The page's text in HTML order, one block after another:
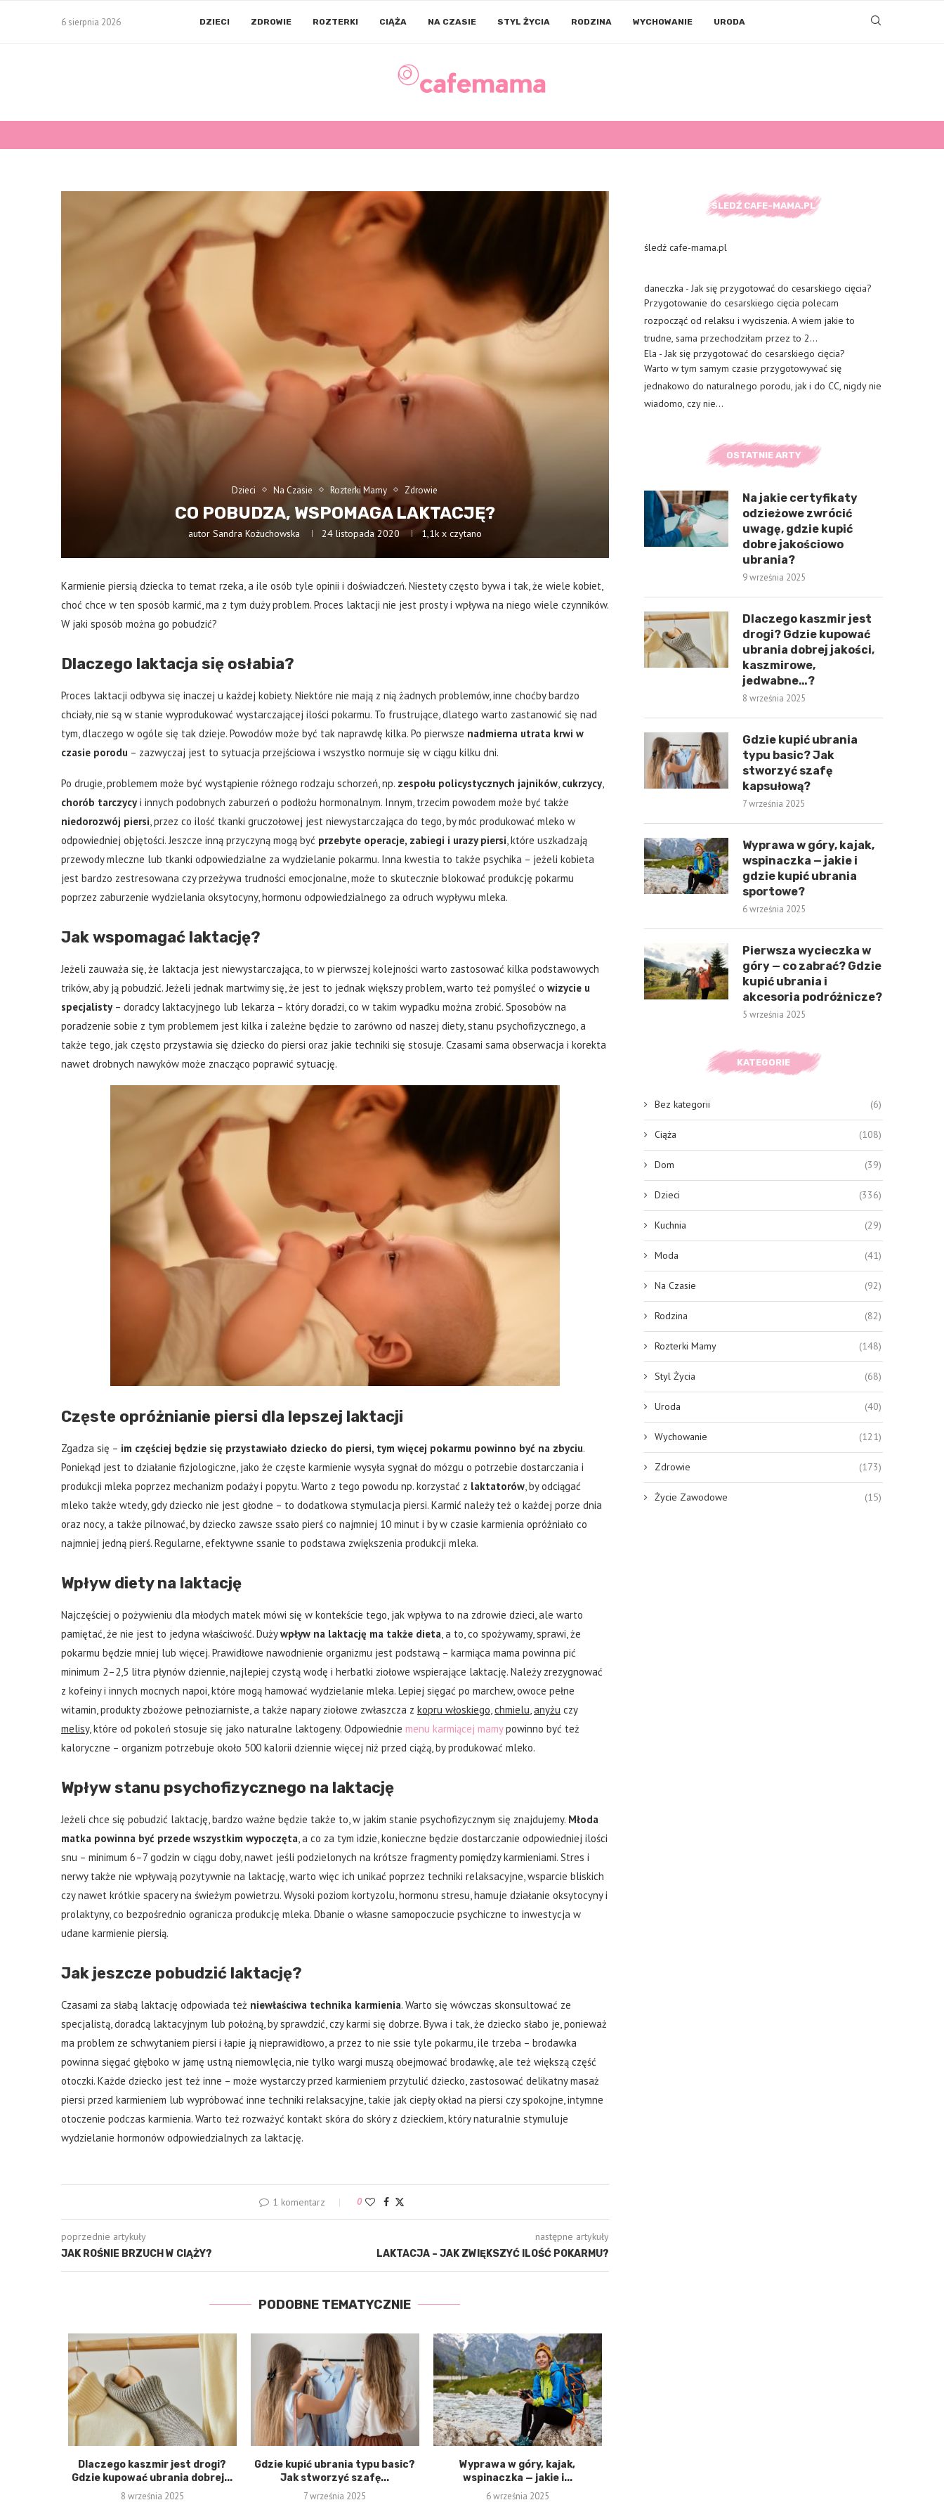
6 sierpnia 2026 DZIECI ZDROWIE ROZTERKI CIĄŻA NA CZASIE STYL ŻYCIA RODZINA WYCHOWANIE URODA
Dzieci Na Czasie Rozterki Mamy Zdrowie
CO POBUDZA, WSPOMAGA LAKTACJĘ?
autor Sandra Kożuchowska 24 listopada 2020 1,1kx czytano
Karmienie piersią dziecka to temat rzeka, a ile osób tyle opinii i doświadczeń. Niestety często bywa i tak, że wiele kobiet,
choć chce w ten sposób karmić, ma z tym duży problem. Proces laktacji nie jest prosty i wpływa na niego wiele czynników.
W jaki sposób można go pobudzić?
Dlaczego laktacja się osłabia?
Proces laktacji odbywa się inaczej u każdej kobiety. Niektóre nie mają z nią żadnych problemów, inne choćby bardzo
chciały, nie są w stanie wyprodukować wystarczającej ilości pokarmu. To frustrujące, dlatego warto zastanowić się nad
tym, dlaczego w ogóle się tak dzieje. Powodów może być tak naprawdę kilka. Po pierwsze nadmierna utrata krwi w
czasie porodu – zazwyczaj jest to sytuacja przejściowa i wszystko normuje się w ciągu kilku dni.
Po drugie, problemem może być wystąpienie różnego rodzaju schorzeń, np. zespołu policystycznych jajników cukrzycy,
chorób tarczycyi innych podobnych zaburzeń o podłożu hormonalnym. Innym, trzecim powodem może być także
niedorozwój piersi , przez co ilość tkanki gruczołowej jest niewystarczająca do tego, by móc produkować mleko w
odpowiedniej objętości. Jeszcze inną przyczyną mogą być przebyte operacje, zabiegi i urazy piersi , które uszkadzają
przewody mleczne lub tkanki odpowiedzialne za wydzielanie pokarmu. Inna kwestia to także psychika – jeżeli kobieta
jest bardzo zestresowana czy przeżywa trudności emocjonalne, może to skutecznie blokować produkcję pokarmu
poprzez zaburzenie wydzielania oksytocyny, hormonu odpowiedzialnego za odruch wypływu mleka.
Jak wspomagać laktację?
Jeżeli zauważa się, że laktacja jest niewystarczająca, to w pierwszej kolejności warto zastosować kilka podstawowych
trików, aby ją pobudzić. Jeżeli jednak martwimy się, że jest to jednak większy problem, warto też pomyśleć o wizycie u
specjalisty– doradcy laktacyjnego lub lekarza – który doradzi, co w takim wypadku można zrobić. Sposobów na
poradzenie sobie z tym problemem jest kilka i zależne będzie to zarówno od naszej diety, stanu psychofizycznego, a
także tego, jak często przystawia się dziecko do piersi oraz jakie techniki się stosuje. Czasami sama obserwacja i korekta
nawet drobnych nawyków może znacząco poprawić sytuację.
Częste opróżnianie piersi dla lepszej laktacji
Zgadza się – im częściej będzie się przystawiało dziecko do piersi, tym więcej pokarmu powinno być na zbyciu.
Poniekąd jest to działanie fizjologiczne, jako że częste karmienie wysyła sygnał do mózgu o potrzebie dostarczania i
produkcji mleka poprzez mechanizm podaży i popytu. Warto z tego powodu np. korzystać z laktatorów , by odciągać
mleko także wtedy, gdy dziecko nie jest głodne – to dodatkowa stymulacja piersi. Karmić należy też o każdej porze dnia
oraz nocy, a także pilnować, by dziecko zawsze ssało pierś co najmniej 10 minut i by w czasie karmienia opróżniało co
najmniej jedną pierś. Regularne, efektywne ssanie to podstawa zwiększenia produkcji mleka.
Wpływ diety na laktację
Najczęściej o pożywieniu dla młodych matek mówi się w kontekście tego, jak wpływa to na zdrowie dzieci, ale warto
pamiętać, że nie jest to jedyna właściwość. Dużywpływ na laktację ma także dieta , a to, co spożywamy, sprawi, że
pokarmu będzie mniej lub więcej. Prawidłowe nawodnienie organizmu jest podstawą – karmiąca mama powinna pić
minimum 2–2,5 litra płynów dziennie, najlepiej czystą wodę i herbatki ziołowe wspierające laktację. Należy zrezygnować
z kofeiny i innych mocnych napoi, które mogą hamować wydzielanie mleka. Lepiej sięgać po marchew, owoce pełne
witamin, produkty zbożowe pełnoziarniste, a także napary ziołowe zwłaszcza z kopru włoskiego chmielu anyżu czy
melisy, które od pokoleń stosuje się jako naturalne laktogeny. Odpowiednie menu karmiącej mamypowinno być też
kaloryczne – organizm potrzebuje około 500 kalorii dziennie więcej niż przed ciążą, by produkować mleko.
Wpływ stanu psychofizycznego na laktację
Jeżeli chce się pobudzić laktację, bardzo ważne będzie także to, w jakim stanie psychofizycznym się znajdujemy. Młoda
matka powinna być przede wszystkim wypoczęta , a co za tym idzie, konieczne będzie dostarczanie odpowiedniej ilości
snu – minimum 6–7 godzin w ciągu doby, nawet jeśli podzielonych na krótsze fragmenty pomiędzy karmieniami. Stres i
nerwy także nie wpływają pozytywnie na laktację, warto więc ich unikać poprzez techniki relaksacyjne, wsparcie bliskich
czy nawet krótkie spacery na świeżym powietrzu. Wysoki poziom kortyzolu, hormonu stresu, hamuje działanie oksytocyny i
prolaktyny, co bezpośrednio ogranicza produkcję mleka. Dbanie o własne samopoczucie psychiczne to inwestycja w
udane karmienie piersią.
Jak jeszcze pobudzić laktację?
Czasami za słabą laktację odpowiada też niewłaściwa technika karmienia. Warto się wówczas skonsultować ze
specjalistą, doradcą laktacyjnym lub położną, by sprawdzić, czy karmi się dobrze. Bywa i tak, że dziecko słabo je, ponieważ
ma problem ze schwytaniem piersi i łapie ją nieprawidłowo, a przez to nie ssie tyle pokarmu, ile trzeba – brodawka
powinna sięgać głęboko w jamę ustną niemowlęcia, nie tylko wargi muszą obejmować brodawkę, ale też większą część
otoczki. Każde dziecko jest też inne – może wystarczy przed karmieniem przytulić dziecko, zastosować delikatny masaż
piersi przed karmieniem lub wypróbować inne techniki relaksacyjne, takie jak ciepły okład na piersi czy spokojne, intymne
otoczenie podczas karmienia. Warto też rozważyć kontakt skóra do skóry z dzieckiem, który naturalnie stymuluje
wydzielanie hormonów odpowiedzialnych za laktację.
1 komentarz 0
poprzednie artykuły
JAK ROŚNIE BRZUCH W CIĄŻY?
następne artykuły
LAKTACJA – JAK ZWIĘKSZYĆ ILOŚĆ POKARMU?
PODOBNE TEMATYCZNIE
Dlaczego kaszmir jest drogi?
Gdzie kupować ubrania dobrej...
8 września 2025
Gdzie kupić ubrania typu basic?
Jak stworzyć szafę...
7 września 2025
Wyprawa w góry, kajak,
wspinaczka — jakie i...
6 września 2025
ŚLEDŹ CAFE-MAMA.PL
śledź cafe-mama.pl
daneczka - Jak się przygotować do cesarskiego cięcia?
Przygotowanie do cesarskiego cięcia polecam
rozpocząć od relaksu i wyciszenia. A wiem jakie to
trudne, sama przechodziłam przez to 2…
Ela - Jak się przygotować do cesarskiego cięcia?
Warto w tym samym czasie przygotowywać się
jednakowo do naturalnego porodu, jak i do CC, nigdy nie
wiadomo, czy nie…
OSTATNIE ARTY
Na jakie certyfikaty
odzieżowe zwrócić
uwagę, gdzie kupić
dobre jakościowo
ubrania?
9 września 2025
Dlaczego kaszmir jest
drogi? Gdzie kupować
ubrania dobrej jakości,
kaszmirowe,
jedwabne…?
8 września 2025
Gdzie kupić ubrania
typu basic? Jak
stworzyć szafę
kapsułową?
7 września 2025
Wyprawa w góry, kajak,
wspinaczka — jakie i
gdzie kupić ubrania
sportowe?
6 września 2025
Pierwsza wycieczka w
góry — co zabrać? Gdzie
kupić ubrania i
akcesoria podróżnicze?
5 września 2025
KATEGORIE
Bez kategorii (6)
Ciąża (108)
Dom (39)
Dzieci (336)
Kuchnia (29)
Moda (41)
Na Czasie (92)
Rodzina (82)
Rozterki Mamy (148)
Styl Życia (68)
Uroda (40)
Wychowanie (121)
Zdrowie (173)
Życie Zawodowe (15)